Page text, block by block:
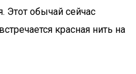
Этот обычай сейчас
красная нить на